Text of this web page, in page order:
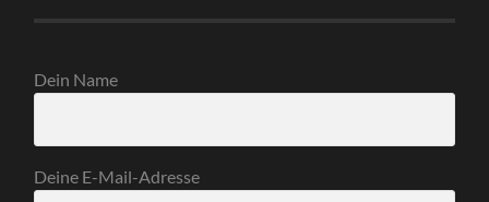
Dein Name
Deine E-Mail-Adresse